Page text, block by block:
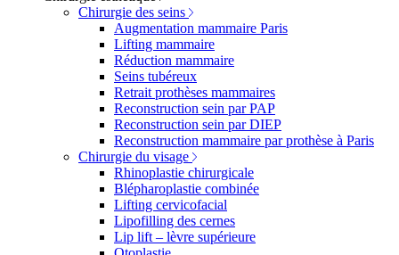
Chirurgie des seins
Augmentation mammaire Paris
Lifting mammaire
Réduction mammaire
Seins tubéreux
Retrait prothèses mammaires
Reconstruction sein par PAP
Reconstruction sein par DIEP
Reconstruction mammaire par prothèse à Paris
Chirurgie du visage
Rhinoplastie chirurgicale
Blépharoplastie combinée
Lifting cervicofacial
Lipofilling des cernes
Lip lift – lèvre supérieure